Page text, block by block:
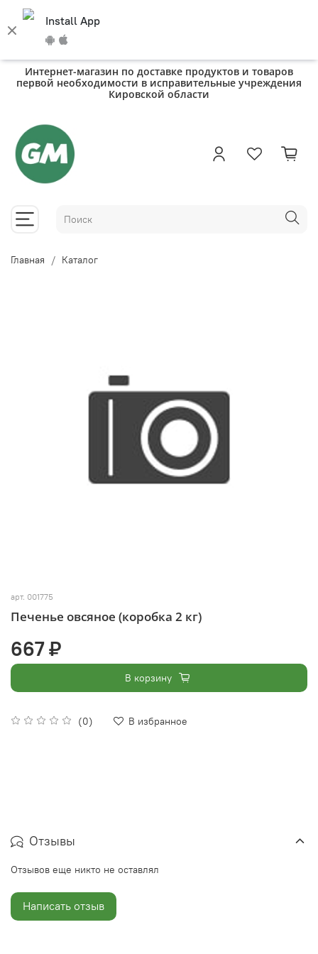
Install App
Интернет-магазин по доставке продуктов и товаров
первой необходимости в исправительные учреждения
Кировской области
Главная Каталог
арт. 001775
Печенье овсяное (коробка 2 кг)
(0) В избранное
667 ₽
В корзину
Отзывы
Отзывов еще никто не оставлял
Написать отзыв